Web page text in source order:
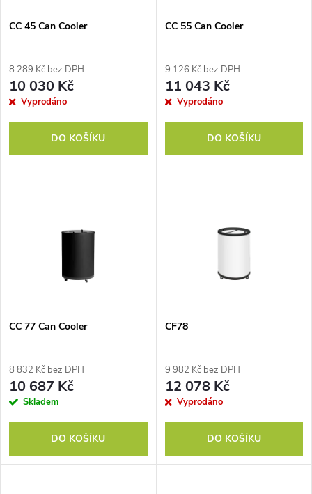
p
r
o
u
s
r
o
d
CC 45 Can Cooler
8 289 Kč bez DPH
10 030 Kč
Vyprodáno
DO KOŠÍKU
CC 55 Can Cooler
9 126 Kč bez DPH
11 043 Kč
Vyprodáno
DO KOŠÍKU
CC 77 Can Cooler
8 832 Kč bez DPH
10 687 Kč
Skladem
DO KOŠÍKU
CF78
9 982 Kč bez DPH
12 078 Kč
Vyprodáno
DO KOŠÍKU